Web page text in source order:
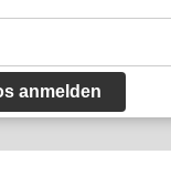
anmelden